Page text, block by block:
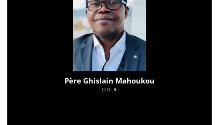
Père Ghislain Mahoukou
© D. R.